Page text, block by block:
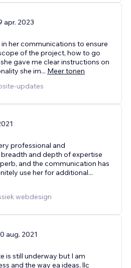
apr. 2023
her communications to ensure
of the project, how to go
gave me clear instructions on
she im... Meer tonen
updates
professional and
and depth of expertise
and the communication has
use her for additional...
webdesign
aug. 2021
is still underway but I am
and the way ea ideas, llc